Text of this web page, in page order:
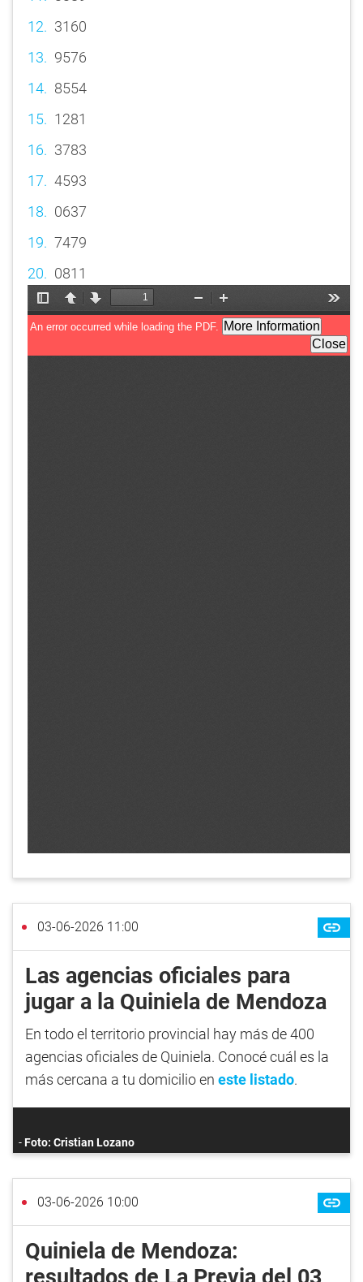
3160
9576
8554
1281
3783
4593
0637
7479
0811
03-06-2026 11:00
Las agencias oficiales para
jugar a la Quiniela de Mendoza
En todo el territorio provincial hay más de 400
agencias oficiales de Quiniela. Conocé cuál es la
más cercana a tu domicilio en este listado.
Foto: Cristian Lozano
03-06-2026 10:00
Quiniela de Mendoza: